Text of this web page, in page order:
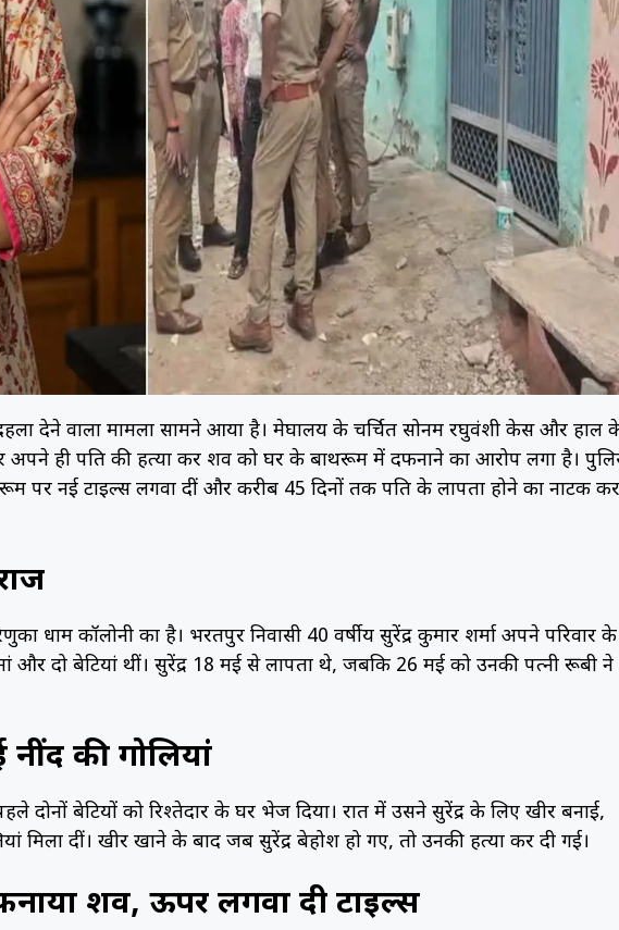
देने वाला मामला सामने आया है। मेघालय के चर्चित सोनम रघुवंशी केस और हाल
ही पति की हत्या कर शव को घर के बाथरूम में दफनाने का आरोप लगा है।
पर नई टाइल्स लगवा दीं और करीब 45 दिनों तक पति के लापता होने का नाटक
धाम कॉलोनी का है। भरतपुर निवासी 40 वर्षीय सुरेंद्र कुमार शर्मा अपने परिवार के
और दो बेटियां थीं। सुरेंद्र 18 मई से लापता थे, जबकि 26 मई को उनकी पत्नी रूबी ने
की गोलियां
दोनों बेटियों को रिश्तेदार के घर भेज दिया। रात में उसने सुरेंद्र के लिए खीर बनाई,
मिला दीं। खीर खाने के बाद जब सुरेंद्र बेहोश हो गए, तो उनकी हत्या कर दी गई।
शव, ऊपर लगवा दी टाइल्स